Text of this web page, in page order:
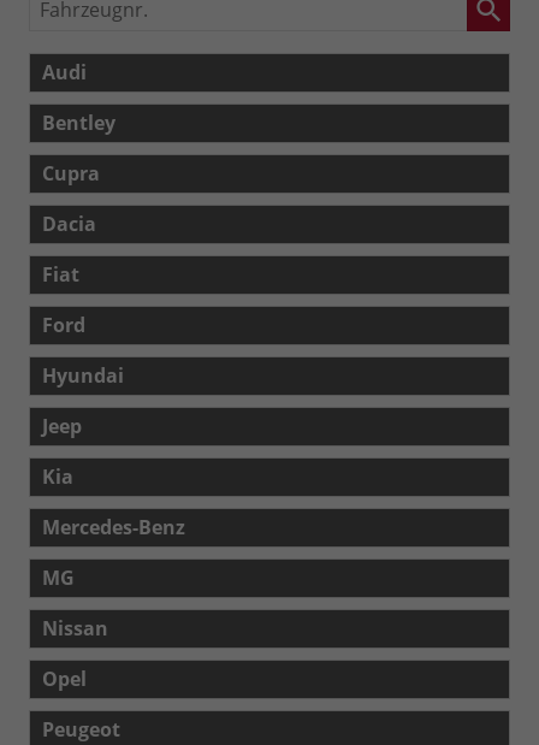
Audi
Bentley
Cupra
Dacia
Fiat
Ford
Hyundai
Jeep
Kia
Mercedes-Benz
MG
Nissan
Opel
Peugeot